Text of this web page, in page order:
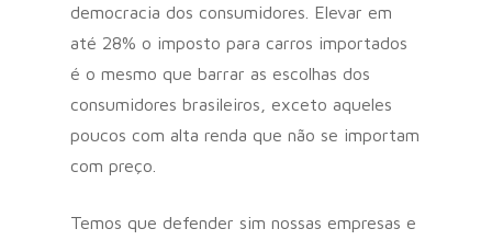
democracia dos consumidores. Elevar em
até 28% o imposto para carros importados
é o mesmo que barrar as escolhas dos
consumidores brasileiros, exceto aqueles
poucos com alta renda que não se importam
com preço.
Temos que defender sim nossas empresas e